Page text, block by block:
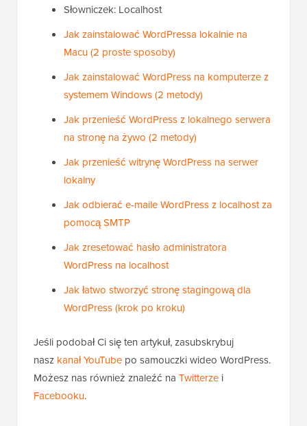
Słowniczek: Localhost
Jak zainstalować WordPressa lokalnie na
Macu (2 proste sposoby)
Jak zainstalować WordPress na komputerze z
systemem Windows (2 metody)
Jak przenieść WordPress z lokalnego serwera
na stronę na żywo (2 metody)
Jak przenieść witrynę WordPress na serwer
lokalny
Jak odbierać e-maile WordPress z localhost za
pomocą SMTP
Jak zresetować hasło administratora
WordPress na localhost
Jak łatwo stworzyć stronę stagingową dla
WordPress (krok po kroku)
Jeśli podobał Ci się ten artykuł, zasubskrybuj
nasz kanał YouTube po samouczki wideo WordPress.
Możesz nas również znaleźć na Twitterze i
Facebooku.